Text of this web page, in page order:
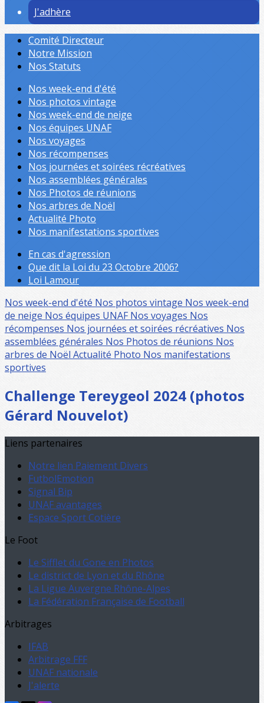
J'adhère
Comité Directeur
Notre Mission
Nos Statuts
Nos week-end d'été
Nos photos vintage
Nos week-end de neige
Nos équipes UNAF
Nos voyages
Nos récompenses
Nos journées et soirées récréatives
Nos assemblées générales
Nos Photos de réunions
Nos arbres de Noël
Actualité Photo
Nos manifestations sportives
En cas d'agression
Que dit la Loi du 23 Octobre 2006?
Loi Lamour
Nos week-end d'été Nos photos vintage Nos week-end
de neige Nos équipes UNAFNos voyages Nos
récompenses Nos journées et soirées récréatives Nos
assemblées générales Nos Photos de réunions Nos
arbres de Noël Actualité Photo Nos manifestations
sportives
Challenge Tereygeol 2024 (photos
Gérard Nouvelot)
Liens partenaires
Notre lien Paiement Divers
FutbolEmotion
Signal Bip
UNAF avantages
Espace Sport Cotière
Le Foot
Le Sifflet du Gone en Photos
Le district de Lyon et du Rhône
La Ligue Auvergne Rhône-Alpes
La Fédération Française de Football
Arbitrages
IFAB
Arbitrage FFF
UNAF nationale
J'alerte